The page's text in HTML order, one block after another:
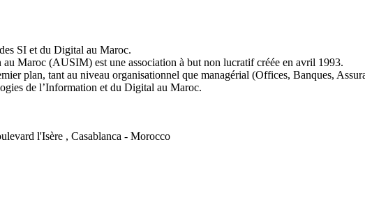
SI et du Digital au Maroc.
Maroc (AUSIM) est une association à but non lucratif créée en avril 1993.
plan, tant au niveau organisationnel que managérial (Offices, Banques,
de l’Information et du Digital au Maroc.
l'Isère , Casablanca - Morocco